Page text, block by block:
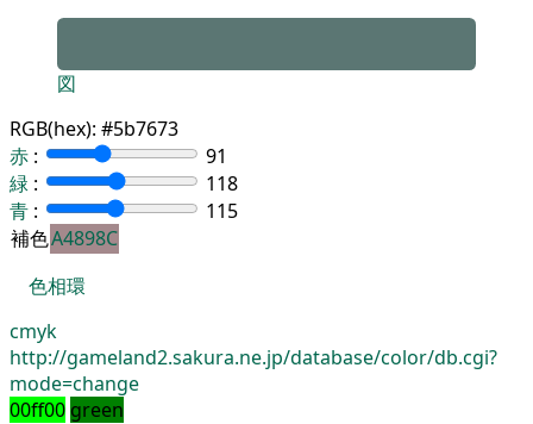
図
RGB(hex): #5b7673
赤 :
91
緑 :
118
青 :
115
補色A4898C
色相環
cmyk
http://gameland2.sakura.ne.jp/database/color/db.cgi?
mode=change
00ff00 green